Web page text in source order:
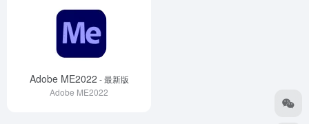
Adobe ME2022 - 最新版
Adobe ME2022